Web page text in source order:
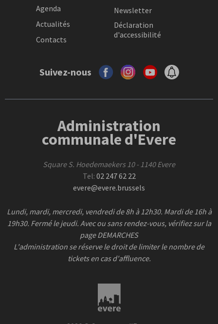
Agenda
Actualités
Contacts
Newsletter
Déclaration
d'accessibilité
Suivez-nous
Administration
communale d'Evere
Square S. Hoedemaekers 10 - 1140 Evere
Tel: 02 247 62 22
evere@evere.brussels
Lundi, mardi, mercredi, vendredi de 8h à 12h30. Mardi de 16h à
19h30. Fermé le jeudi. Avec ou sans rendez-vous, vérifiez sur la
page DEMARCHES
L'administration se réserve le droit de limiter le nombre de
tickets en cas d'affluence.